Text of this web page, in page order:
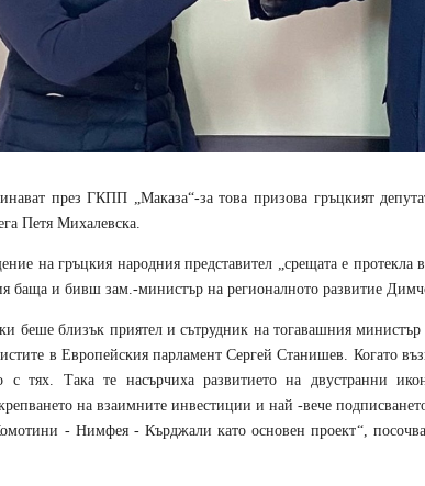
през ГКПП „Маказа“-за това призова гръцкият
Петя Михалевска.
нагръцкия народния представител „срещата е протекла
баща и бивш зам.-министър на регионалното развитие Димч
беше близък приятел и сътрудник на тогавашния министър
в Европейския парламент СергейСтанишев Когато
с тях. Така те насърчиха развитието на двустранни
на взаимните инвестиции и най -вече
- Нимфея - Кърджали като основен проект“,